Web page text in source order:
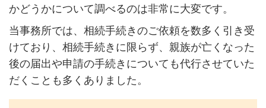
かどうかについて調べるのは非常に大変です。
当事務所では、相続手続きのご依頼を数多く引き受
けており、相続手続きに限らず、親族が亡くなった
後の届出や申請の手続きについても代行させていた
だくことも多くありました。